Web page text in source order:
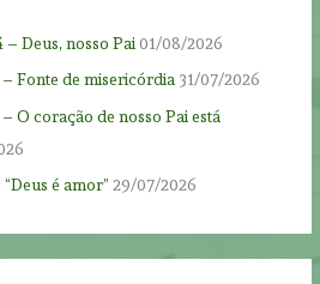
– Deus, nosso Pai 01/08/2026
Fonte de misericórdia 31/07/2026
O coração de nosso Pai está
é amor” 29/07/2026